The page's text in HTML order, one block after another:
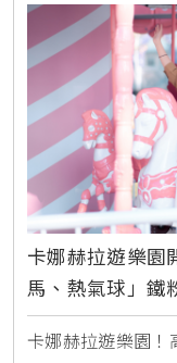
下6層
卡娜赫拉遊樂園
馬、熱氣球」鐵
樂園限定周邊」
卡娜赫拉遊樂園